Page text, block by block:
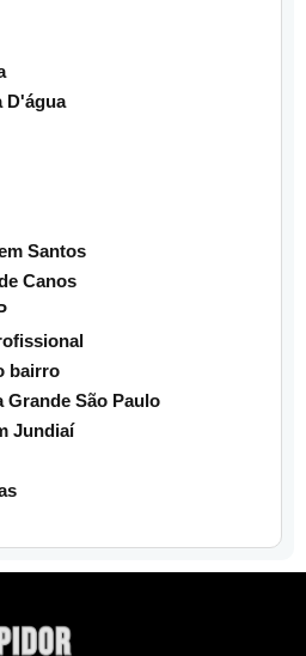
D'água
Santos
Canos
bairro
Grande São Paulo
Jundiaí